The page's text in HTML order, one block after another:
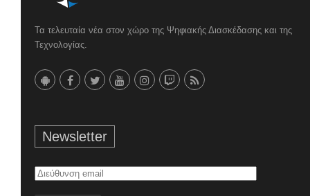
Τα τελευταία νέα στον χώρο της Ψηφιακής Διασκέδασης και της
Τεχνολογίας.
Newsletter
Διεύθυνση